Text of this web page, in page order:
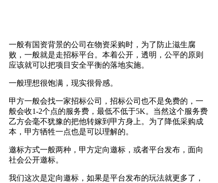
一般有国资背景的公司在物资采购时，为了防止滋生腐
败，一般就是走招标平台。本着公开，透明，公平的原则
应该就可以把项目安全平衡的落地实施。
一般理想很饱满，现实很骨感。
甲方一般会找一家招标公司，招标公司也不是免费的，一
般会收1-2个点的服务费，最低不低于5K。当然这个服务费
乙方会毫不犹豫的把他转嫁到甲方身上。为了降低采购成
本，甲方牺牲一点也是可以理解的。
邀标方式一般两种，甲方定向邀标，或者平台发布，面向
社会公开邀标。
我们这次是定向邀标，如果是平台发布的玩法就更多了，